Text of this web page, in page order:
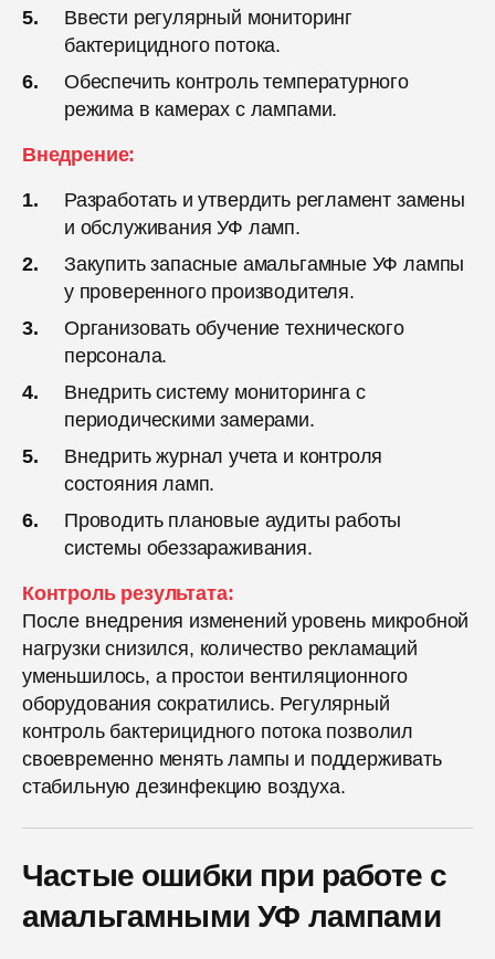
Ввести регулярный мониторинг
бактерицидного потока.
Обеспечить контроль температурного
режима в камерах с лампами.
Внедрение:
Разработать и утвердить регламент замены
и обслуживания УФ ламп.
Закупить запасные амальгамные УФ лампы
у проверенного производителя.
Организовать обучение технического
персонала.
Внедрить систему мониторинга с
периодическими замерами.
Внедрить журнал учета и контроля
состояния ламп.
Проводить плановые аудиты работы
системы обеззараживания.
Контроль результата:
После внедрения изменений уровень микробной
нагрузки снизился, количество рекламаций
уменьшилось, а простои вентиляционного
оборудования сократились. Регулярный
контроль бактерицидного потока позволил
своевременно менять лампы и поддерживать
стабильную дезинфекцию воздуха.
Частые ошибки при работе с
амальгамными УФ лампами